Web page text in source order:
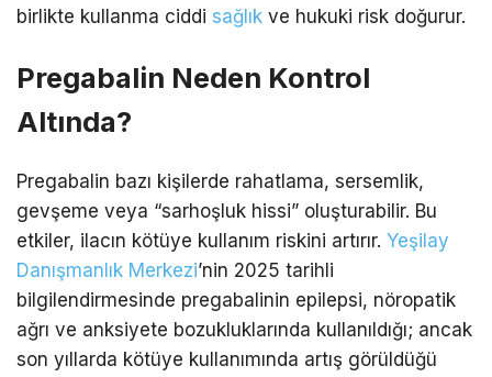
birlikte kullanma ciddi sağlık ve hukuki risk doğurur.
Pregabalin Neden Kontrol
Altında?
Pregabalin bazı kişilerde rahatlama, sersemlik,
gevşeme veya “sarhoşluk hissi” oluşturabilir. Bu
etkiler, ilacın kötüye kullanım riskini artırır. Yeşilay
Danışmanlık Merkezi’nin 2025 tarihli
bilgilendirmesinde pregabalinin epilepsi, nöropatik
ağrı ve anksiyete bozukluklarında kullanıldığı; ancak
son yıllarda kötüye kullanımında artış görüldüğü